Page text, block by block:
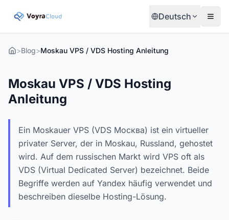
Deutsch
>Blog>Moskau VPS / VDS Hosting Anleitung
Moskau VPS / VDS Hosting
Anleitung
Ein Moskauer VPS (VDS Москва) ist ein virtueller
privater Server, der in Moskau, Russland, gehostet
wird. Auf dem russischen Markt wird VPS oft als
VDS (Virtual Dedicated Server) bezeichnet. Beide
Begriffe werden auf Yandex häufig verwendet und
beschreiben dieselbe Hosting-Lösung.